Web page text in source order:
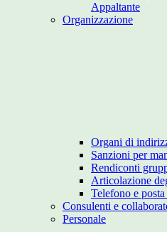
Appaltante
Organizzazione
Organi di
Sanzioni per
Rendiconti
Articolazione
Telefono e
Consulenti e
Personale